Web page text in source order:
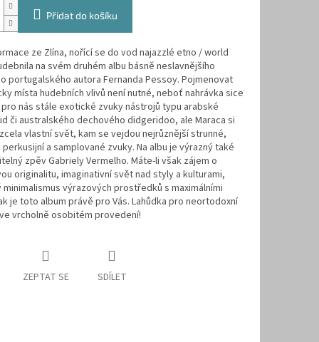
Přidat do košíku
ze Zlína, nořící se do vod najazzlé etno / world
na svém druhém albu básně neslavnějšího
portugalského autora Fernanda Pessoy. Pojmenovat
místa hudebních vlivů není nutné, neboť nahrávka sice
nás stále exotické zvuky nástrojů typu arabské
či australského dechového didgeridoo, ale Maraca si
vlastní svět, kam se vejdou nejrůznější strunné,
a samplované zvuky. Na albu je výrazný také
zpěv Gabriely Vermelho. Máte-li však zájem o
originalitu, imaginativní svět nad styly a kulturami,
výrazových prostředků s maximálními
je toto album právě pro Vás. Lahůdka pro neortodoxní
vrcholně osobitém provedení!
ZEPTAT SE SDÍLET